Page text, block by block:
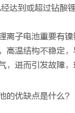
达到或超过钻酸
离子电池重要有
高温结构不稳定
，进而引发故障，
的优缺点是什么？